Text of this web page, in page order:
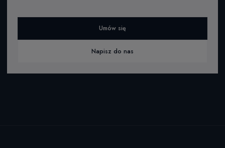
Umów się
Napisz do nas